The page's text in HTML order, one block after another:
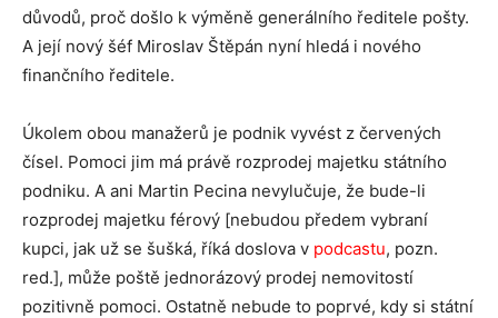
důvodů, proč došlo k výměně generálního ředitele pošty.
A její nový šéf Miroslav Štěpán nyní hledá i nového
finančního ředitele.
Úkolem obou manažerů je podnik vyvést z červených
čísel. Pomoci jim má právě rozprodej majetku státního
podniku. A ani Martin Pecina nevylučuje, že bude-li
rozprodej majetku férový [nebudou předem vybraní
kupci, jak už se šušká, říká doslova v podcastu, pozn.
red.], může poště jednorázový prodej nemovitostí
pozitivně pomoci. Ostatně nebude to poprvé, kdy si státní